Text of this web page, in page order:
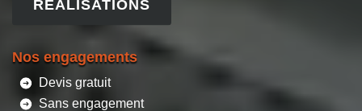
RÉALISATIONS
Nos engagements
Devis gratuit
Sans engagement